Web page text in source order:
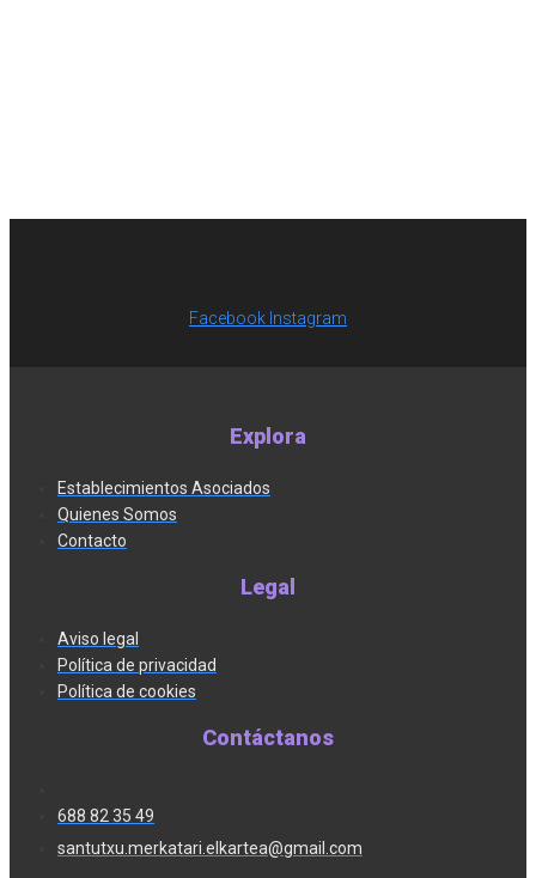
Facebook Instagram
Explora
Establecimientos Asociados
Quienes Somos
Contacto
Legal
Aviso legal
Política de privacidad
Política de cookies
Contáctanos
688 82 35 49
santutxu.merkatari.elkartea@gmail.com